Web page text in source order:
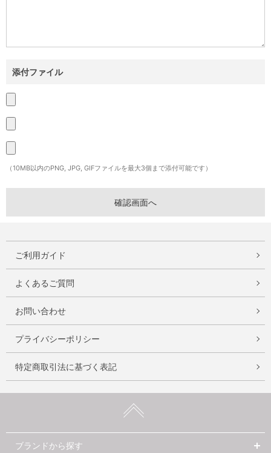
添付ファイル
（10MB以内のPNG, JPG, GIFファイルを最大3個まで添付可能です）
ご利用ガイド
よくあるご質問
お問い合わせ
プライバシーポリシー
特定商取引法に基づく表記
ブランドから探す